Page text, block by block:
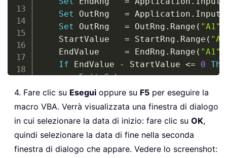
Set OutRng = Application .
Set OutRng = OutRng . Range ( "A1"
	StartValue
= StartRng . Range (
	EndValue
= EndRng . Range ( "A1"
If EndValue - StartValue <= 0
Exit Sub
End If
		ColIndex
			OutRng
Offset ( ColIndex
			ColIndex
= ColIndex
Next
4. Fare clic su Esegui oppure su F5 per eseguire la
macro VBA. Verrà visualizzata una finestra di dialogo
in cui selezionare la data di inizio: fare clic su OK,
quindi selezionare la data di fine nella seconda
finestra di dialogo che appare. Vedere lo screenshot: